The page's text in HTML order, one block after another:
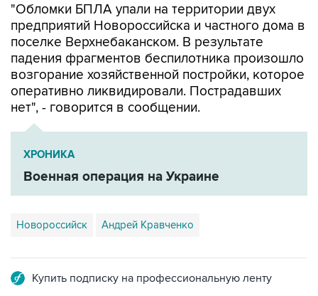
"Обломки БПЛА упали на территории двух
предприятий Новороссийска и частного дома в
поселке Верхнебаканском. В результате
падения фрагментов беспилотника произошло
возгорание хозяйственной постройки, которое
оперативно ликвидировали. Пострадавших
нет", - говорится в сообщении.
ХРОНИКА
Военная операция на Украине
Новороссийск Андрей Кравченко
Купить подписку на профессиональную ленту